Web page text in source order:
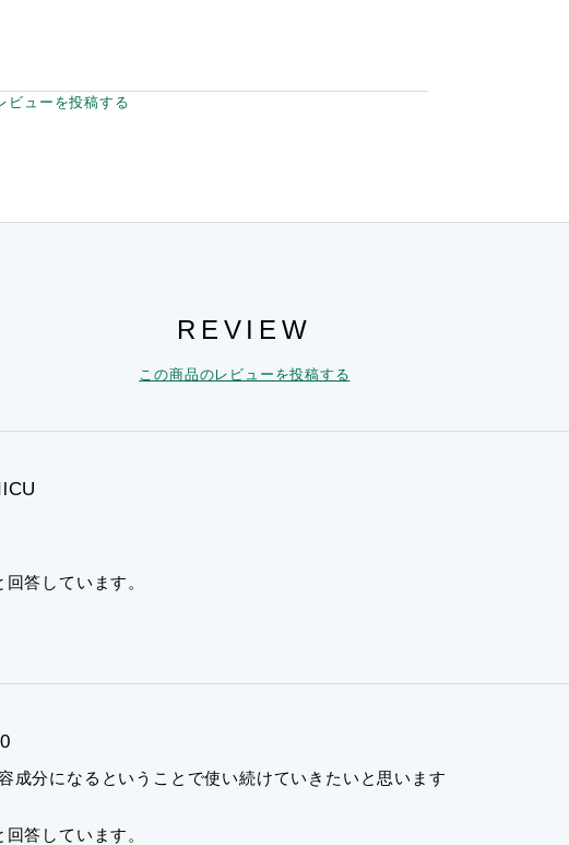
ビューを投稿する
REVIEW
この商品のレビューを投稿する
答しています。
成分になるということで使い続けていきたいと思います
答しています。